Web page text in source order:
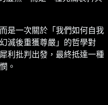
是一次關於「我們如何自我
滅後重獲尊嚴」的哲學對
利批判出發，最終抵達一種
。